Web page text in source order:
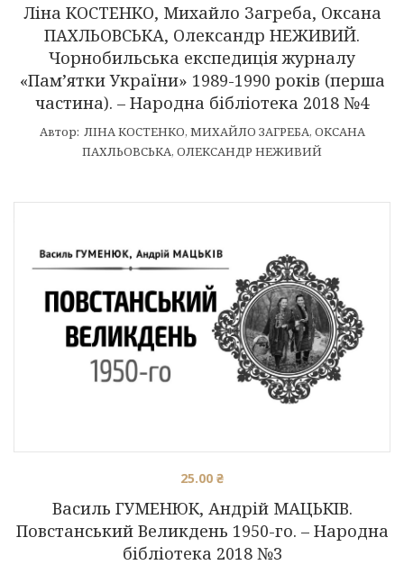
Ліна КОСТЕНКО, Михайло Загреба, Оксана
ПАХЛЬОВСЬКА, Олександр НЕЖИВИЙ.
Чорнобильська експедиція журналу
«Пам’ятки України» 1989-1990 років (перша
частина). – Народна бібліотека 2018 №4
Автор: ЛІНА КОСТЕНКО, МИХАЙЛО ЗАГРЕБА, ОКСАНА
ПАХЛЬОВСЬКА, ОЛЕКСАНДР НЕЖИВИЙ
Василь ГУМЕНЮК, Андрій МАЦЬКІВ.
Повстанський Великдень 1950-го. – Народна
бібліотека 2018 №3
25.00 ₴